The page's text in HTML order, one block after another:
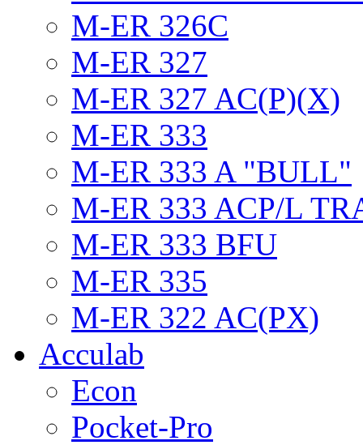
M-ER 326C
M-ER 327
M-ER 327 AC(P)(X)
M-ER 333
M-ER 333 A "BULL"
M-ER 333 ACP/L
M-ER 333 BFU
M-ER 335
M-ER 322 AC(PX)
Acculab
Econ
Pocket-Pro